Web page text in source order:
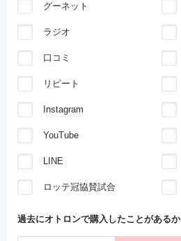
グーネット
ラジオ
口コミ
リピート
Instagram
YouTube
LINE
ロッテ冠協賛試合
過去にオトロンで購入したことがあるか